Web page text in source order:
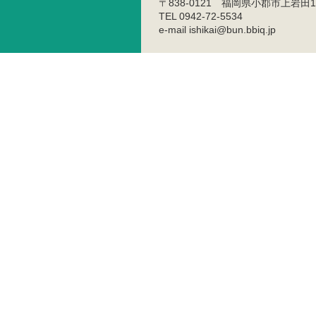
〒838-0121 福岡県小郡市上岩田
TEL 0942-72-5534
e-mail ishikai@bun.bbiq.jp